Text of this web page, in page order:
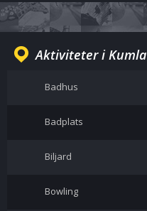
Aktiviteter i Kumla
Badhus
Badplats
Biljard
Bowling